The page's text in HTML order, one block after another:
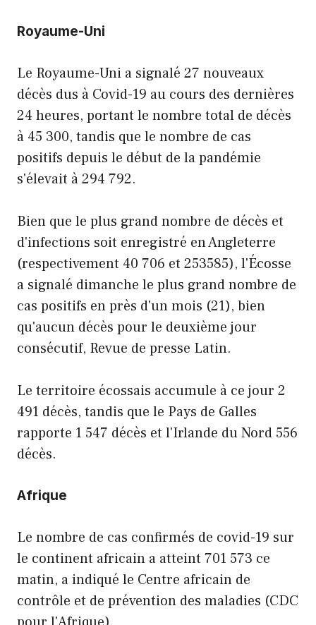
Royaume-Uni
Le Royaume-Uni a signalé 27 nouveaux
décès dus à Covid-19 au cours des dernières
24 heures, portant le nombre total de décès
à 45 300, tandis que le nombre de cas
positifs depuis le début de la pandémie
s'élevait à 294 792.
Bien que le plus grand nombre de décès et
d'infections soit enregistré en Angleterre
(respectivement 40 706 et 253585), l'Écosse
a signalé dimanche le plus grand nombre de
cas positifs en près d'un mois (21), bien
qu'aucun décès pour le deuxième jour
consécutif, Revue de presse Latin.
Le territoire écossais accumule à ce jour 2
491 décès, tandis que le Pays de Galles
rapporte 1 547 décès et l'Irlande du Nord 556
décès.
Afrique
Le nombre de cas confirmés de covid-19 sur
le continent africain a atteint 701 573 ce
matin, a indiqué le Centre africain de
contrôle et de prévention des maladies (CDC